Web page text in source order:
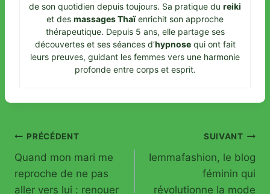
de son quotidien depuis toujours. Sa pratique du reiki
et des massages Thaïenrichit son approche
thérapeutique. Depuis 5 ans, elle partage ses
découvertes et ses séances d’hypnosequi ont fait
leurs preuves, guidant les femmes vers une harmonie
profonde entre corps et esprit.
Navigation
de
PRÉCÉDENT
Quand mon mari me
reproche de ne pas
aller vers lui : renouer
SUIVANT
Iemmafashion, le blog
féminin qui
révolutionne la mode